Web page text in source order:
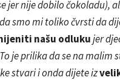
jer nije dobilo čokoladu),
smo mi toliko čvrsti da
našu odlukujer
je prilika da se na malim
stvari i onda dijete iz